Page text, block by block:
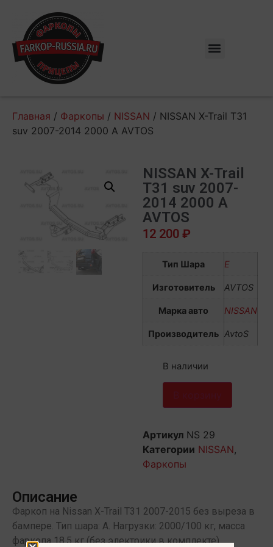
Главная / Фаркопы / NISSAN / NISSAN X-Trail T31
suv 2007-2014 2000 A AVTOS
NISSAN X-Trail
T31 suv 2007-
2014 2000 A
AVTOS
12 200 ₽
Тип Шара E
Изготовитель AVTOS
Марка авто NISSAN
Производитель AvtoS
В наличии
Артикул NS 29
Категории NISSAN,
Фаркопы
Описание
Фаркоп на Nissan X-Trail T31 2007-2015 без выреза в
бампере. Тип шара: A. Нагрузки: 2000/100 кг, масса
фаркопа 18,5 кг (без электрики в комплекте)